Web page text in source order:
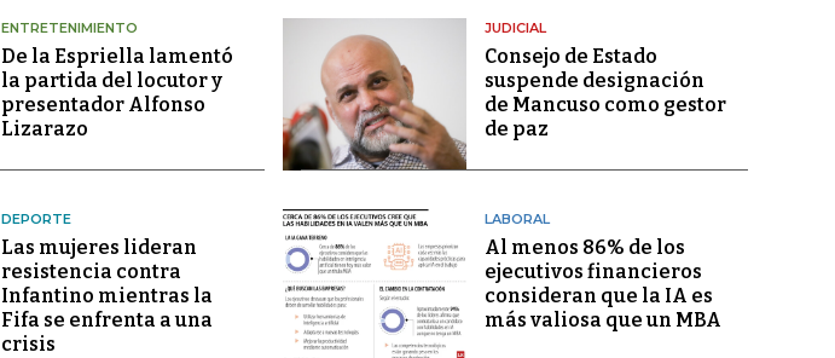
ENTRETENIMIENTO
De la Espriella lamentó
la partida del locutor y
presentador Alfonso
Lizarazo
JUDICIAL
Consejo de Estado
suspende designación
de Mancuso como gestor
de paz
DEPORTE
Las mujeres lideran
resistencia contra
Infantino mientras la
Fifa se enfrenta a una
crisis
LABORAL
Al menos 86% de los
ejecutivos financieros
consideran que la IA es
más valiosa que un MBA